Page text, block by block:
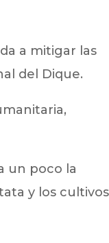
a mitigar las
del Dique.
un poco la
y los